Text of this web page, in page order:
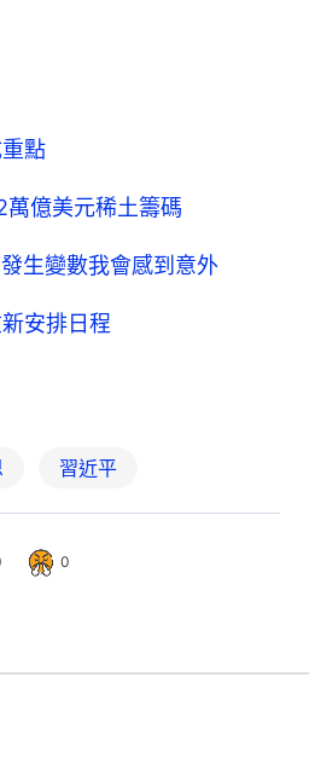
點
萬億美元稀土籌碼
生變數我會感到意外
安排日程
習近平
0